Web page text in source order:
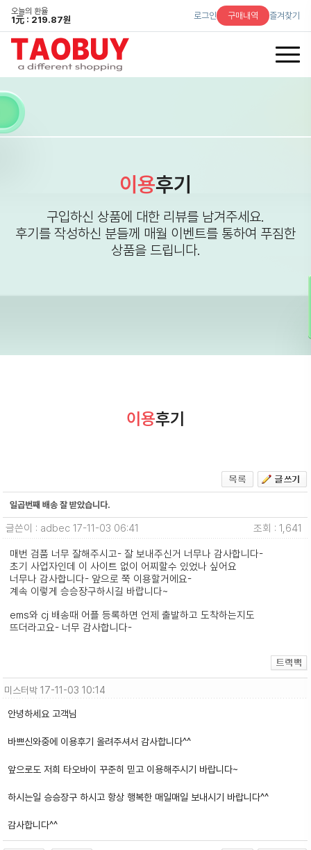
오늘의 환율
1元 : 219.87원 로그인 구매내역 즐겨찾기
이용후기
구입하신 상품에 대한 리뷰를 남겨주세요.
후기를 작성하신 분들께 매월 이벤트를 통하여 푸짐한
상품을 드립니다.
이용후기
일곱번째 배송 잘 받았습니다.
글쓴이 : adbec17-11-03 06:41 조회 : 1,641
매번 검품 너무 잘해주시고- 잘 보내주신거 너무나 감사합니다-
초기 사업자인데 이 사이트 없이 어찌할수 있었나 싶어요
너무나 감사합니다- 앞으로 쭉 이용할거에요-
계속 이렇게 승승장구하시길 바랍니다~
ems와 cj 배송때 어플 등록하면 언제 출발하고 도착하는지도
뜨더라고요- 너무 감사합니다-
미스터박 17-11-03 10:14
안녕하세요 고객님
바쁘신와중에 이용후기 올려주셔서 감사합니다^^
앞으로도 저희 타오바이 꾸준히 믿고 이용해주시기 바랍니다~
하시는일 승승장구 하시고 항상 행복한 매일매일 보내시기 바랍니다^^
감사합니다^^